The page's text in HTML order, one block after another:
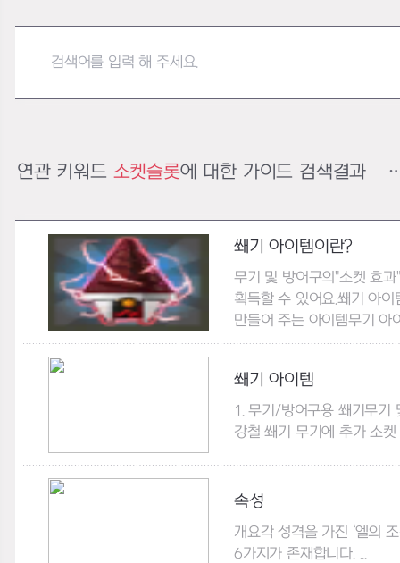
연관 키워드 소켓슬롯에 대한 가이드 검색결과
쐐기 아이템이란?
무기 및 방어구의"소켓 효
획득할 수 있어요.쐐기 아
만들어 주는 아이템무기
쐐기 아이템
1. 무기/방어구용 쐐기무기
강철 쐐기 무기에 추가 소
속성
개요각 성격을 가진 ‘엘의
6가지가 존재합니다. ...